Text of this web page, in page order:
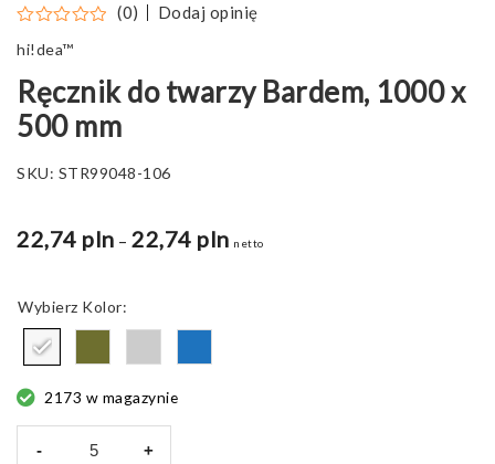
(0) Dodaj opinię
hi!dea™
Ręcznik do twarzy Bardem, 1000 x
500 mm
SKU: STR99048-106
22,74 pln – 22,74 plnZakres
netto
Kolor
2173 w magazynie
- +